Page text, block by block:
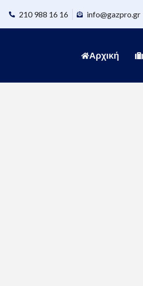
210 988 16 16 info@gazpro.gr
Αρχική